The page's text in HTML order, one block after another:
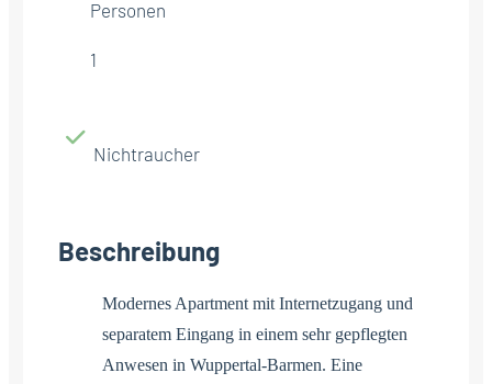
Personen
1
Nichtraucher
Beschreibung
Modernes Apartment mit Internetzugang und
separatem Eingang in einem sehr gepflegten
Anwesen in Wuppertal-Barmen. Eine